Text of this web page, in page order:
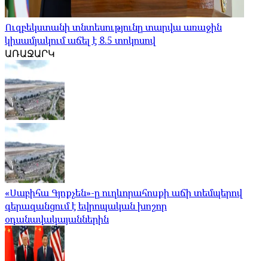
Ուզբեկստանի տնտեսությունը տարվա առաջին
կիսամյակում աճել է 8.5 տոկոսով
ԱՌԱՋԱՐԿ
«Սաբիհա Գյոքչեն»-ը ուղևորահոսքի աճի տեմպերով
գերազանցում է եվրոպական խոշոր
օդանավակայաններին